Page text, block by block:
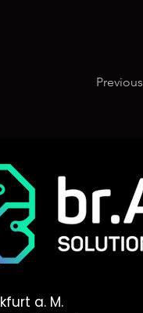
Previous
a. M.